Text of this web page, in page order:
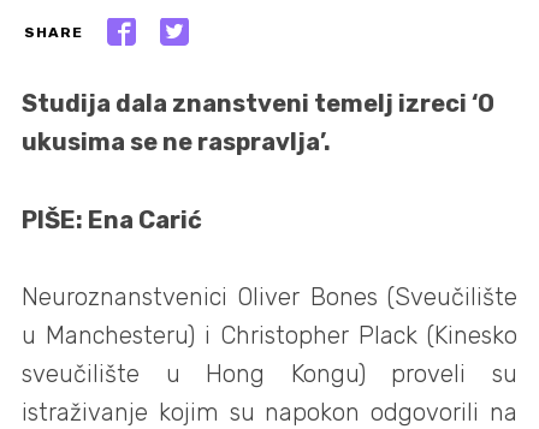
SHARE
Studija dala znanstveni temelj izreci ‘O
ukusima se ne raspravlja’.
PIŠE: Ena Carić
Neuroznanstvenici Oliver Bones (Sveučilište
u Manchesteru) i Christopher Plack (Kinesko
sveučilište u Hong Kongu) proveli su
istraživanje kojim su napokon odgovorili na